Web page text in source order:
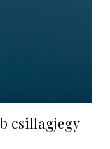
csillagjegy